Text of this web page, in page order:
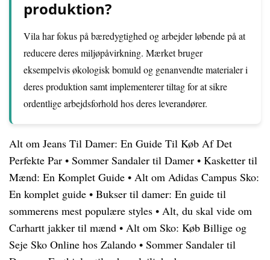
produktion?
Vila har fokus på bæredygtighed og arbejder løbende på at
reducere deres miljøpåvirkning. Mærket bruger
eksempelvis økologisk bomuld og genanvendte materialer i
deres produktion samt implementerer tiltag for at sikre
ordentlige arbejdsforhold hos deres leverandører.
Alt om Jeans Til Damer: En Guide Til Køb Af Det
Perfekte Par • Sommer Sandaler til Damer • Kasketter til
Mænd: En Komplet Guide • Alt om Adidas Campus Sko:
En komplet guide • Bukser til damer: En guide til
sommerens mest populære styles • Alt, du skal vide om
Carhartt jakker til mænd • Alt om Sko: Køb Billige og
Seje Sko Online hos Zalando • Sommer Sandaler til